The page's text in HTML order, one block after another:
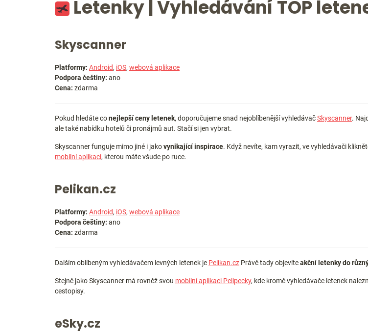
Letenky | Vyhledávání TOP
Skyscanner
Platformy: Android, iOS, webová aplikace
Podpora češtiny: ano
Cena: zdarma
Pokud hledáte conejlepší ceny letenek, doporučujeme snad nejoblíbenější vyhledávačSkyscanner.
ale také nabídku hotelů či pronájmů aut. Stačí si jen vybrat.
Skyscanner funguje mimo jiné i jakovynikající inspirace. Když nevíte, kam vyrazit, ve vyhledávači
mobilní aplikaci, kterou máte všude po ruce.
Pelikan.cz
Platformy: Android, iOS, webová aplikace
Podpora češtiny: ano
Cena: zdarma
Dalším oblíbeným vyhledávačem levných letenek je Pelikan.cz Právě tady objevíteakční letenky do
Stejně jako Skyscanner má rovněž svou mobilní aplikaci Pelipecky, kde kromě vyhledávače letenek
cestopisy.
eSky.cz